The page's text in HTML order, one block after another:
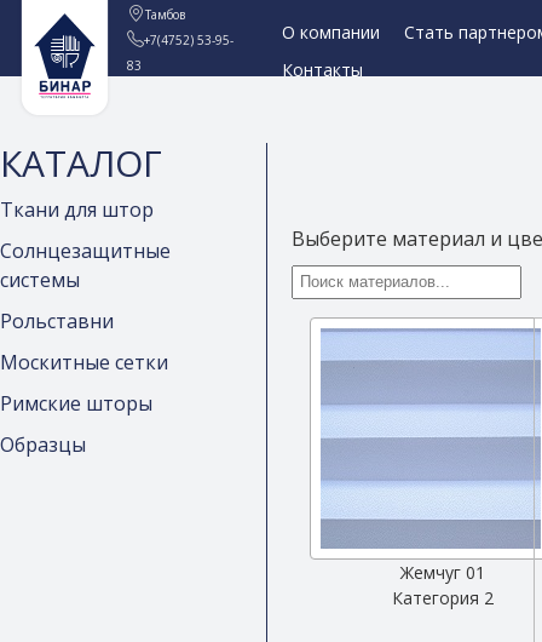
Тамбов
+7(4752) 53-95-
83
О компании
Стать
Контакты
КАТАЛОГ
Ткани для штор
Солнцезащитные
системы
Рольставни
Москитные сетки
Римские шторы
Образцы
Выберите материал и
Жемчуг 01
Категория 2